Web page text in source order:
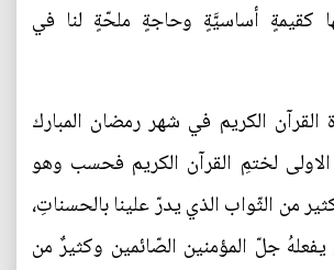
كقيمةٍ أساسيَّةٍ وحاجةٍ ملحّةٍ لنا في
الكريم في شهر رمضان المبارك
الاولى لختمِ القرآن الكريم فحسب وهو
من الثّواب الذي يدرّ علينا بالحسناتِ،
جلّ المؤمنين الصّائمين وكثيرٌ من